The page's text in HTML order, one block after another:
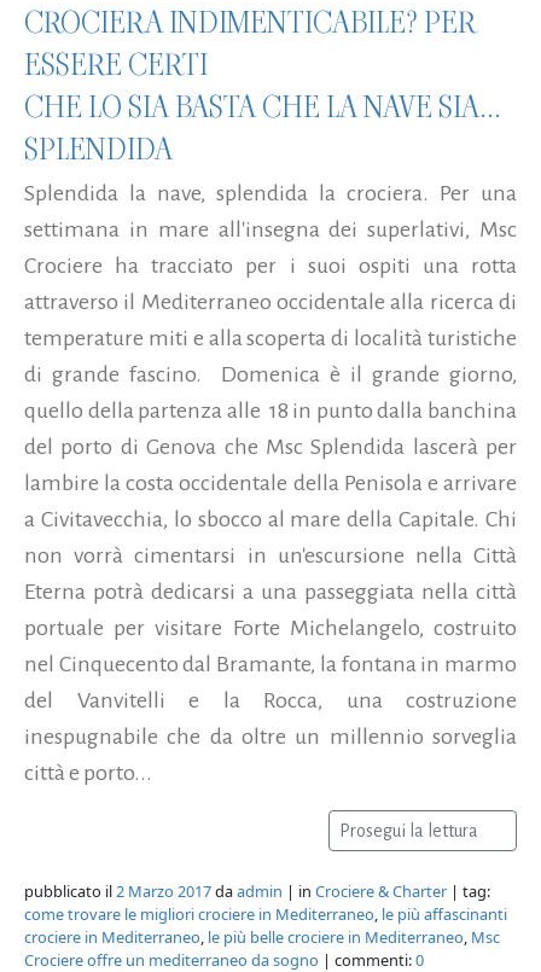
CROCIERA INDIMENTICABILE? PER
ESSERE CERTI
CHE LO SIA BASTA CHE LA NAVE SIA...
SPLENDIDA
Splendida la nave, splendida la crociera. Per una
settimana in mare all'insegna dei superlativi, Msc
Crociere ha tracciato per i suoi ospiti una rotta
attraverso il Mediterraneo occidentale alla ricerca di
temperature miti e alla scoperta di località turistiche
di grande fascino. Domenica è il grande giorno,
quello della partenza alle 18 in punto dalla banchina
del porto di Genova che Msc Splendida lascerà per
lambire la costa occidentale della Penisola e arrivare
a Civitavecchia, lo sbocco al mare della Capitale. Chi
non vorrà cimentarsi in un'escursione nella Città
Eterna potrà dedicarsi a una passeggiata nella città
portuale per visitare Forte Michelangelo, costruito
nel Cinquecento dal Bramante, la fontana in marmo
del Vanvitelli e la Rocca, una costruzione
inespugnabile che da oltre un millennio sorveglia
città e porto...
Prosegui la lettura
pubblicato il2 Marzo 2017daadmin | in Crociere & Charter | tag:
come trovare le migliori crociere in Mediterraneo, le più affascinanti
crociere in Mediterraneo, le più belle crociere in Mediterraneo, Msc
Crociere offre un mediterraneo da sogno | commenti:0